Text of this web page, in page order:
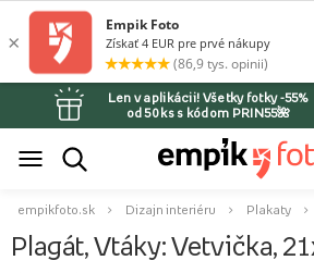
Len v aplikácii! Všetky fotky -55%
od 50 ks s kódom PRIN55🌺
empikfoto.sk Dizajn interiéru Plakaty
Plagát, Vtáky: Vetvička,